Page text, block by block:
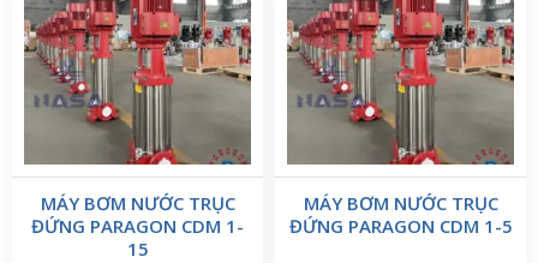
MÁY BƠM NƯỚC TRỤC
ĐỨNG PARAGON CDM 1-
15
MÁY BƠM NƯỚC TRỤC
ĐỨNG PARAGON CDM 1-5